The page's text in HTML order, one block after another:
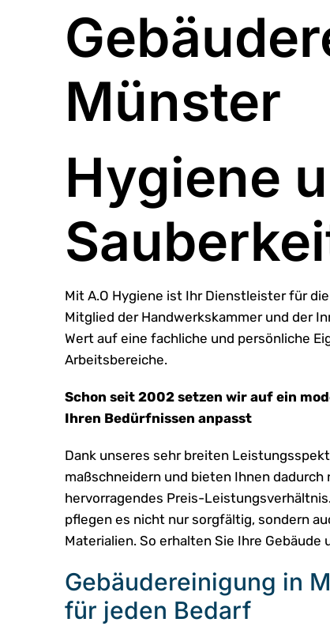
Münster
Hygiene
Mit A.O Hygiene ist Ihr Dienstleister für
Mitglied der Handwerkskammer und der
Wert auf eine fachliche und persönliche
Arbeitsbereiche.
Schon seit 2002 setzen wir auf ein
Ihren Bedürfnissen anpasst
Dank unseres sehr breiten
maßschneidern und bieten Ihnen
hervorragendes Preis-
pflegen es nicht nur sorgfältig, sondern
Materialien. So erhalten Sie Ihre
Gebäudereinigung in
für jeden Bedarf